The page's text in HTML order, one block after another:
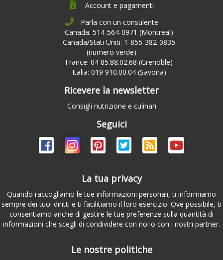
Account e pagamenti
Parla con un consulente
Canada: 514-564-0971 (Montreal)
Canada/Stati Uniti: 1-855-382-0835
(numero verde)
France: 04 85.88.02.68 (Grenoble)
Italia: 019 910.00.04 (Savona)
Ricevere la newsletter
Consigli nutrizione e culinari
Seguici
La tua privacy
Quando raccogliamo le tue informazioni personali, ti informiamo
sempre dei tuoi diritti e ti facilitiamo il loro esercizio. Ove possibile, ti
consentiamo anche di gestire le tue preferenze sulla quantità di
informazioni che scegli di condividere con noi o con i nostri partner.
Le nostre politiche